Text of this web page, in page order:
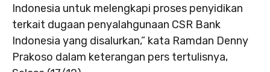
Indonesia untuk melengkapi proses penyidikan
terkait dugaan penyalahgunaan CSR Bank
Indonesia yang disalurkan,” kata Ramdan Denny
Prakoso dalam keterangan pers tertulisnya,